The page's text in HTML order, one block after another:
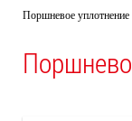
Поршневое уплотнение